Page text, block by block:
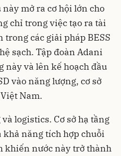
mở ra cơ hội lớn cho
chỉ trong việc tạo ra tài
trong các giải pháp BESS
sạch. Tập đoàn Adani
này và lên kế hoạch đầu
vào năng lượng, cơ sở
Nam.
logistics. Cơ sở hạ tầng
năng tích hợp chuỗi
khiến nước này trở thành